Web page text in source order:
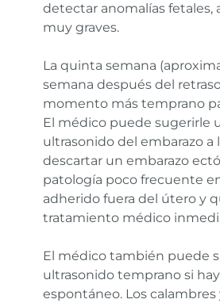
detectar anomalías fetales,
muy graves.
La quinta semana
semana después del
momento más temprano
El médico puede sugerirle
ultrasonido del embarazo a
descartar un embarazo
patología poco frecuente
adherido fuera del útero y
tratamiento médico
El médico también puede
ultrasonido temprano si
espontáneo. Los calambres